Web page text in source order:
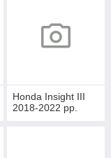
Honda Insight III
2018-2022 рр.